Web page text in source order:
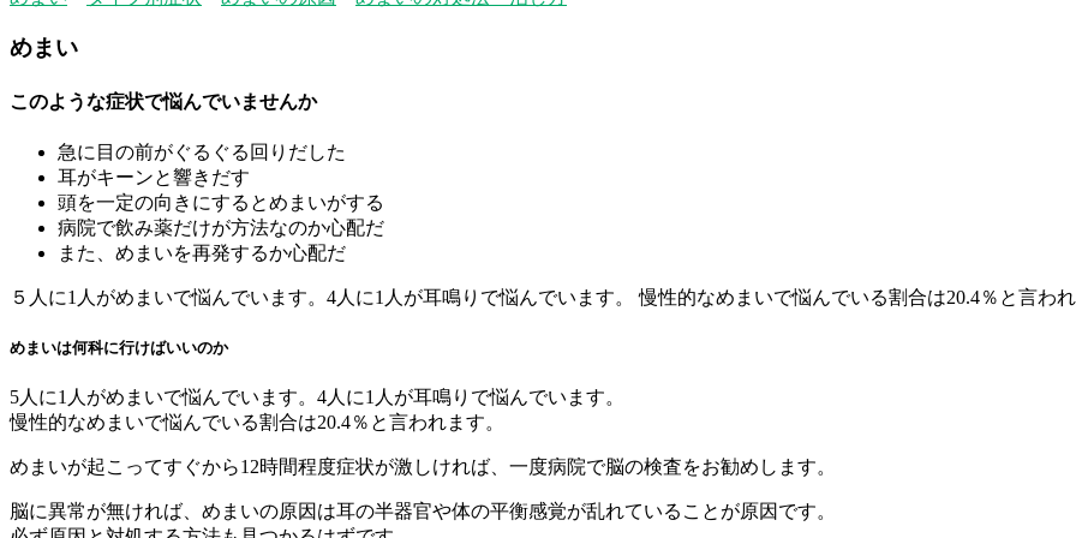
めまい
このような症状で悩んでいませんか
急に目の前がぐるぐる回りだした
耳がキーンと響きだす
頭を一定の向きにするとめまいがする
病院で飲み薬だけが方法なのか心配だ
また、めまいを再発するか心配だ
５人に1人がめまいで悩んでいます。4人に1人が耳鳴りで悩んでいます。 慢性的なめまいで悩んでいる割合は20.4％と言わ
めまいは何科に行けばいいのか
5人に1人がめまいで悩んでいます。4人に1人が耳鳴りで悩んでいます。
慢性的なめまいで悩んでいる割合は20.4％と言われます。
めまいが起こってすぐから12時間程度症状が激しければ、一度病院で脳の検査をお勧めします。
脳に異常が無ければ、めまいの原因は耳の半器官や体の平衡感覚が乱れていることが原因です。